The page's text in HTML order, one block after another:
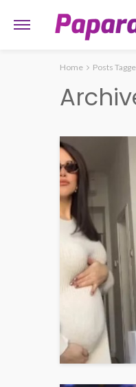
Home Posts